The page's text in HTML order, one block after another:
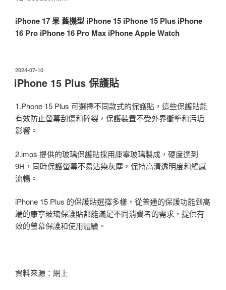
iPhone 17果舊機型 iPhone 15 iPhone 15 Plus iPhone
16 Pro iPhone 16 Pro Max iPhoneApple Watch
發
佈
於
2024-07-10
iPhone 15 Plus 保護貼
1.Phone 15 Plus 可選擇不同款式的保護貼，這些保護貼能
有效防止螢幕刮傷和碎裂，保護裝置不受外界衝擊和污垢
影響。
2.imos 提供的玻璃保護貼採用康寧玻璃製成，硬度達到
9H，同時保護螢幕不易沾染灰塵，保持高清透明度和觸感
流暢。
iPhone 15 Plus 的保護貼選擇多樣，從普通的保護功能到高
端的康寧玻璃保護貼都能滿足不同消費者的需求，提供有
效的螢幕保護和使用體驗。
資料來源：網上